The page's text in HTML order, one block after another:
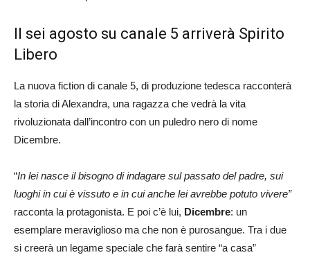
Il sei agosto su canale 5 arriverà Spirito
Libero
La nuova fiction di canale 5, di produzione tedesca racconterà
la storia di Alexandra, una ragazza che vedrà la vita
rivoluzionata dall’incontro con un puledro nero di nome
Dicembre.
“In lei nasce il bisogno di indagare sul passato del padre, sui
luoghi in cui è vissuto e in cui anche lei avrebbe potuto vivere”
racconta la protagonista. E poi c’è lui, Dicembre: un
esemplare meraviglioso ma che non è purosangue. Tra i due
si creerà un legame speciale che farà sentire “a casa”